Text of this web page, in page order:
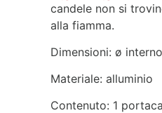
candele non si
alla fiamma.
Dimensioni: ø
Materiale: alluminio
Contenuto: 1